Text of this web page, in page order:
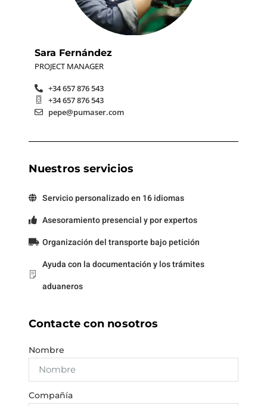
Sara Fernández
PROJECT MANAGER
+34 657 876 543
+34 657 876 543
pepe@pumaser.com
Nuestros servicios
Servicio personalizado en 16 idiomas
Asesoramiento presencial y por expertos
Organización del transporte bajo petición
Ayuda con la documentación y los trámites
aduaneros
Contacte con nosotros
Nombre
Compañía